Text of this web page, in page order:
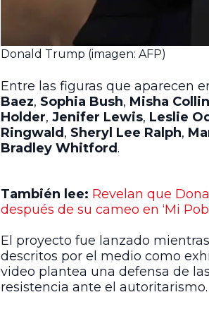
Donald Trump (imagen: AFP)
Entre las figuras que aparecen
Baez, Sophia Bush, Misha
Holder, Jenifer Lewis, Leslie
Ringwald , Sheryl Lee Ralph,
Bradley Whitford.
También lee: Revelan que
después de su cameo en ‘Mi
El proyecto fue lanzado
descritos por el medio como
video plantea una defensa de
resistencia ante el autoritarismo.